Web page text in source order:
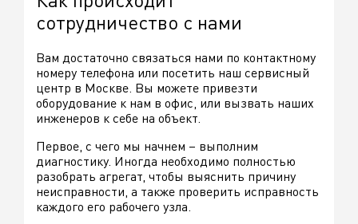
сотрудничество с нами
Вам достаточно связаться нами по контактному
номеру телефона или посетить наш сервисный
центр в Москве. Вы можете привезти
оборудование к нам в офис, или вызвать наших
инженеров к себе на объект.
Первое, с чего мы начнем – выполним
диагностику. Иногда необходимо полностью
разобрать агрегат, чтобы выяснить причину
неисправности, а также проверить исправность
каждого его рабочего узла.